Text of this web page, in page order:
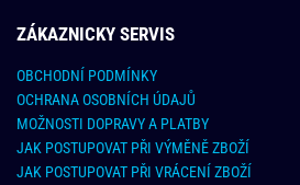
ZÁKAZNICKY SERVIS
OBCHODNÍ PODMÍNKY
OCHRANA OSOBNÍCH ÚDAJŮ
MOŽNOSTI DOPRAVY A PLATBY
JAK POSTUPOVAT PŘI VÝMĚNĚ ZBOŽÍ
JAK POSTUPOVAT PŘI VRÁCENÍ ZBOŽÍ